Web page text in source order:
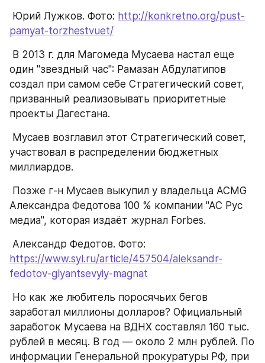
Юрий Лужков. Фото: http://konkretno.org/pust-
pamyat-torzhestvuet/
один "звездный час": Рамазан Абдулатипов
создал при самом себе Стратегический совет,
призванный реализовывать приоритетные
проекты Дагестана.
участвовал в распределении бюджетных
миллиардов.
Александра Федотова 100 % компании "АС Рус
медиа", которая издаёт журнал Forbes.
https://www.syl.ru/article/457504/aleksandr-
fedotov-glyantsevyiy-magnat
заработал миллионы долларов? Официальный
заработок Мусаева на ВДНХ составлял 160 тыс.
рублей в месяц. В год — около 2 млн рублей. По
информации Генеральной прокуратуры РФ, при